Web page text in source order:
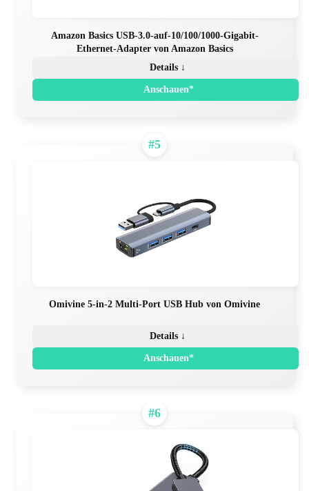
Amazon Basics USB-3.0-auf-10/100/1000-Gigabit-
Ethernet-Adapter von Amazon Basics
Details ↓
Anschauen*
#5
Omivine 5-in-2 Multi-Port USB Hub von Omivine
Details ↓
Anschauen*
#6